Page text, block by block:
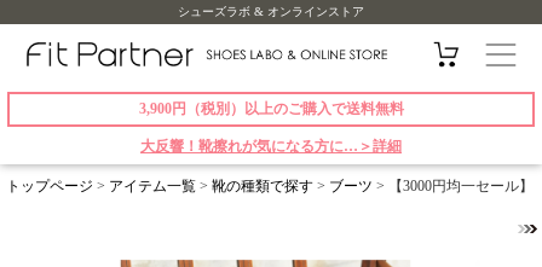
シューズラボ & オンラインストア
3,900円（税別）以上のご購入で送料無料
大反響！靴擦れが気になる方に…＞詳細
トップページ > アイテム一覧 > 靴の種類で探す > ブーツ > 【3000円均一セール】